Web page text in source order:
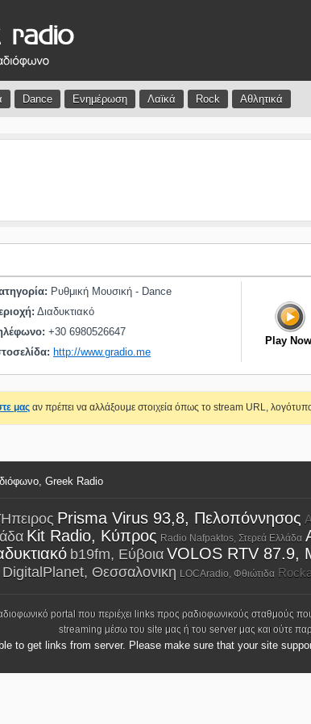
Dance Ενημέρωση Λαϊκά Rock Αθλητικά
Ρυθμική Μουσική - Dance
Διαδυκτιακό
+30 6980526647
http://www.gradio.me
Play
μας αν πρέπει να αλλάξουμε στοιχεία όπως το stream URL,
Greek Radio
Prisma Virus 93,8, Πελοπόννησος
Kit Radio, Κύπρος Radio Nafpaktos, Στερεά Ελλάδα
b19fm, Εύβοια VOLOS RTV 87.9,
Θεσσαλονικη LOCAradio, Φθιώτιδα
portal που περιέχει links προς ραδιοφωνικούς σταθμούς
streaming μέσω του site μας ή του server μας και ούτε
to get links from server. Please make sure that your site